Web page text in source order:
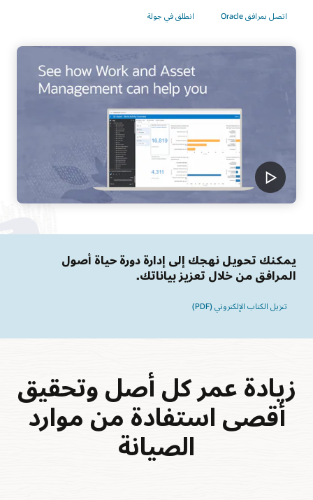
اتصل بمرافق Oracle انطلق في جولة
يمكنك تحويل نهجك إلى إدارة دورة حياة أصول
المرافق من خلال تعزيز بياناتك.
تنزيل الكتاب الإلكتروني (PDF)
زيادة عمر كل أصل وتحقيق
أقصى استفادة من موارد
الصيانة